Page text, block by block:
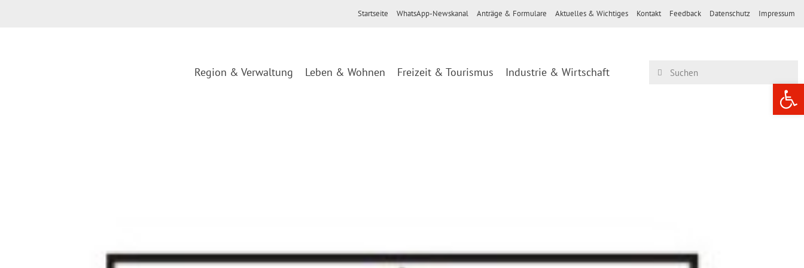
Startseite WhatsApp-Newskanal Anträge & Formulare Aktuelles & Wichtiges Kontakt Feedback Datenschutz Impressum
Region & Verwaltung Leben & Wohnen Freizeit & Tourismus Industrie & Wirtschaft